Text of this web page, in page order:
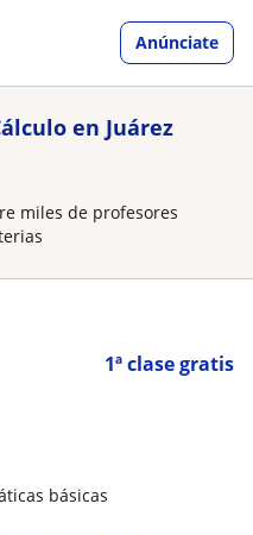
Anúnciate
en Juárez
miles de profesores
1ª clase gratis
básicas